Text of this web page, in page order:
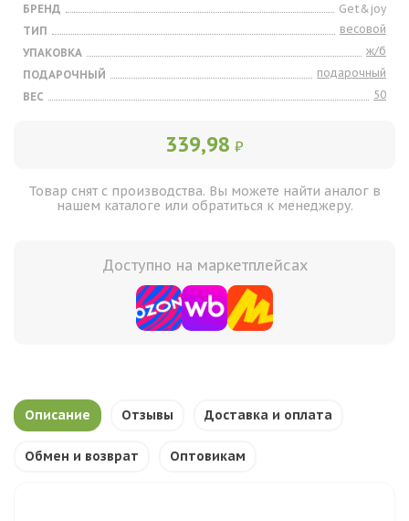
БРЕНД
Get&joy
ТИП
весовой
УПАКОВКА
ж/б
ПОДАРОЧНЫЙ
подарочный
ВЕС
50
339,98 ₽
Товар снят с производства. Вы можете найти аналог в
нашем каталоге или обратиться к менеджеру.
Доступно на маркетплейсах
Описание Отзывы Доставка и оплата
Обмен и возврат Оптовикам